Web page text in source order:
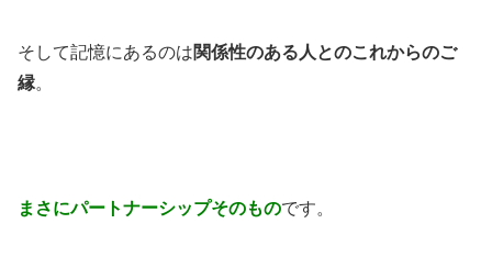
そして記憶にあるのは関係性のある人とのこれからのご
縁。
まさにパートナーシップそのものです。